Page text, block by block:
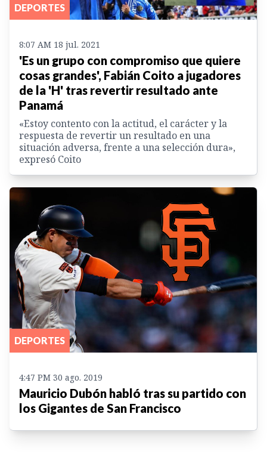
DEPORTES
8:07 AM 18 jul. 2021
'Es un grupo con compromiso que quiere
cosas grandes', Fabián Coito a jugadores
de la 'H' tras revertir resultado ante
Panamá
«Estoy contento con la actitud, el carácter y la
respuesta de revertir un resultado en una
situación adversa, frente a una selección dura»,
expresó Coito
DEPORTES
4:47 PM 30 ago. 2019
Mauricio Dubón habló tras su partido con
los Gigantes de San Francisco